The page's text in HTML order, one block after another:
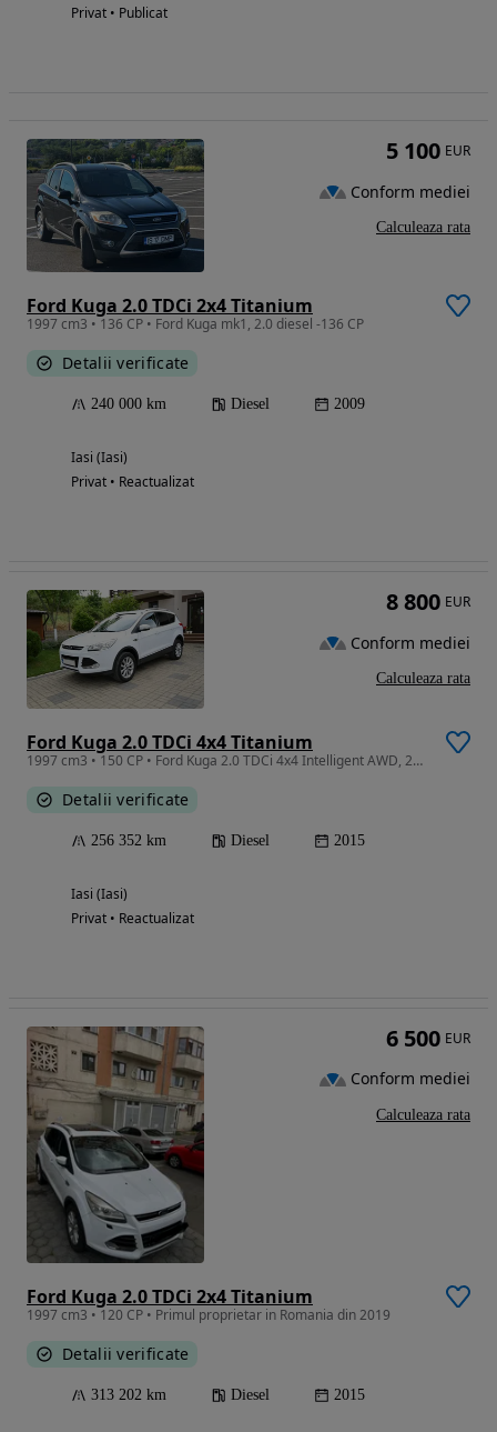
Privat • Publicat
Ford Kuga 2.0 TDCi 2x4 Titanium
1997 cm3 • 136 CP • Ford Kuga mk1, 2.0 diesel -136 CP
Detalii verificate
240 000 km Diesel 2009
Iasi (Iasi)
Privat • Reactualizat
5 100 EUR
Conform mediei
Calculeaza rata
Ford Kuga 2.0 TDCi 4x4 Titanium
1997 cm3 • 150 CP • Ford Kuga 2.0 TDCi 4x4 Intelligent AWD, 2015, manuală 6 trepte, 256.35
Detalii verificate
256 352 km Diesel 2015
Iasi (Iasi)
Privat • Reactualizat
8 800 EUR
Conform mediei
Calculeaza rata
Ford Kuga 2.0 TDCi 2x4 Titanium
1997 cm3 • 120 CP • Primul proprietar in Romania din 2019
Detalii verificate
313 202 km Diesel 2015
6 500 EUR
Conform mediei
Calculeaza rata